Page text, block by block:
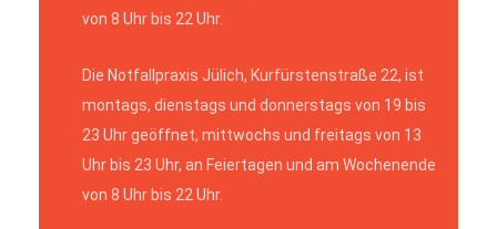
von 8 Uhr bis 22 Uhr.
Die Notfallpraxis Jülich, Kurfürstenstraße 22, ist
montags, dienstags und donnerstags von 19 bis
23 Uhr geöffnet, mittwochs und freitags von 13
Uhr bis 23 Uhr, an Feiertagen und am Wochenende
von 8 Uhr bis 22 Uhr.